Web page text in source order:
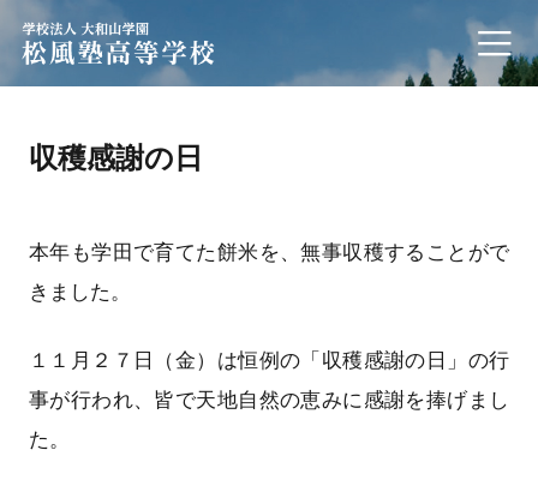
収穫感謝の日
本年も学田で育てた餅米を、無事収穫することがで
きました。
１１月２７日（金）は恒例の「収穫感謝の日」の行
事が行われ、皆で天地自然の恵みに感謝を捧げまし
た。